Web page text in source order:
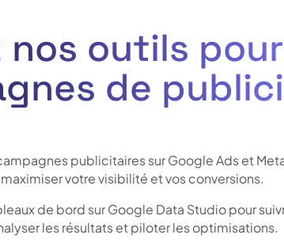
nos outils pour
de
publicitaires sur Google Ads et
votre visibilité et vos conversions.
de bord sur Google Data Studio pour
les résultats et piloter les optimisations.